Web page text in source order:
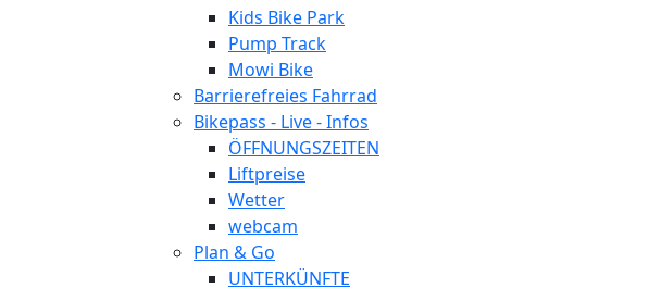
Kids Bike Park
Pump Track
Mowi Bike
Barrierefreies Fahrrad
Bikepass - Live - Infos
ÖFFNUNGSZEITEN
Liftpreise
Wetter
webcam
Plan & Go
UNTERKÜNFTE